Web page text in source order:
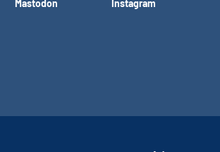
Mastodon Instagram